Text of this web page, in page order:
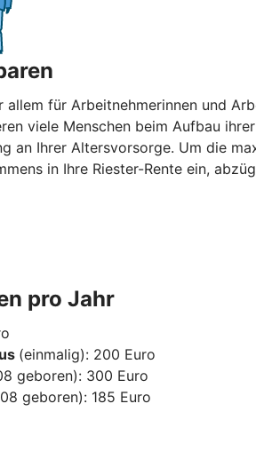
allem für Arbeitnehmerinnen und
viele Menschen beim Aufbau
an Ihrer Altersvorsorge. Um die
in Ihre Riester-Rente ein,
pro Jahr
(einmalig): 200 Euro
geboren): 300 Euro
geboren): 185 Euro